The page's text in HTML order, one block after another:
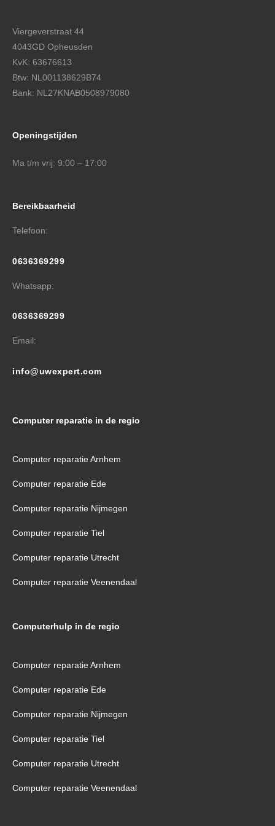
Viergeverstraat 44
4043GD Opheusden
KvK: 63676613
Btw: NL001138629B74
Bank: NL27KNAB0508979080
Openingstijden
Ma t/m vrij: 9:00 – 17:00
Bereikbaarheid
Telefoon:
0636369299
Whatsapp:
0636369299
Email:
info@uwexpert.com
Computer reparatie in de regio
Computer reparatie Arnhem
Computer reparatie Ede
Computer reparatie Nijmegen
Computer reparatie Tiel
Computer reparatie Utrecht
Computer reparatie Veenendaal
Computerhulp in de regio
Computer reparatie Arnhem
Computer reparatie Ede
Computer reparatie Nijmegen
Computer reparatie Tiel
Computer reparatie Utrecht
Computer reparatie Veenendaal